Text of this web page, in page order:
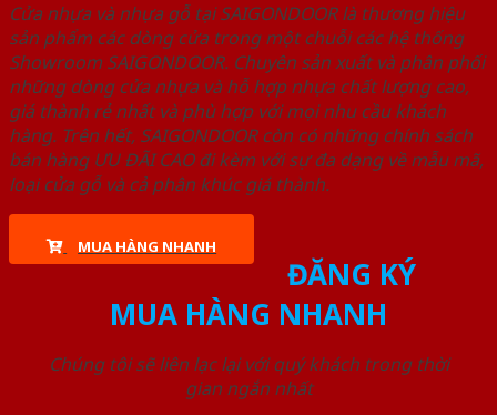
Cửa nhựa và nhựa gỗ tại SAIGONDOOR là thương hiệu
sản phẩm các dòng cửa trong một chuỗi các hệ thống
Showroom SAIGONDOOR. Chuyên sản xuất và phân phối
những dòng cửa nhựa và hỗ hợp nhựa chất lượng cao,
giá thành rẻ nhất và phù hợp với mọi nhu cầu khách
hàng. Trên hết, SAIGONDOOR còn có những chính sách
bán hàng ƯU ĐÃI CAO đi kèm với sự đa dạng về mẫu mã,
loại cửa gỗ và cả phân khúc giá thành.
MUA HÀNG NHANH
ĐĂNG KÝ
MUA HÀNG NHANH
Chúng tôi sẽ liên lạc lại với quý khách trong thời
gian ngắn nhất